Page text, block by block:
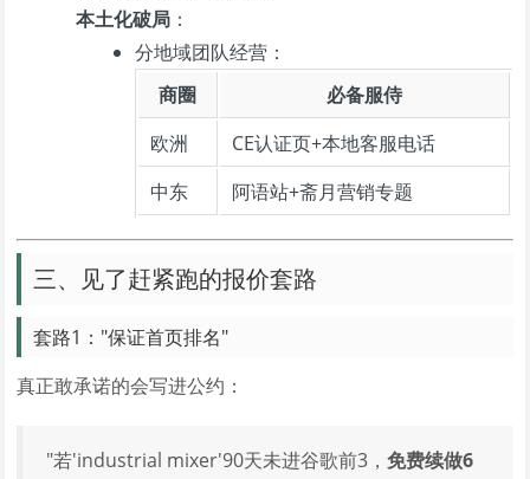
本土化破局 ：
分地域团队经营：
商圈
必备服侍
欧洲
CE认证页+本地客服电话
中东
阿语站+斋月营销专题
三、见了赶紧跑的报价套路
套路1："保证首页排名"
真正敢承诺的会写进公约：
"若'industrial mixer'90天未进谷歌前3，免费续做6